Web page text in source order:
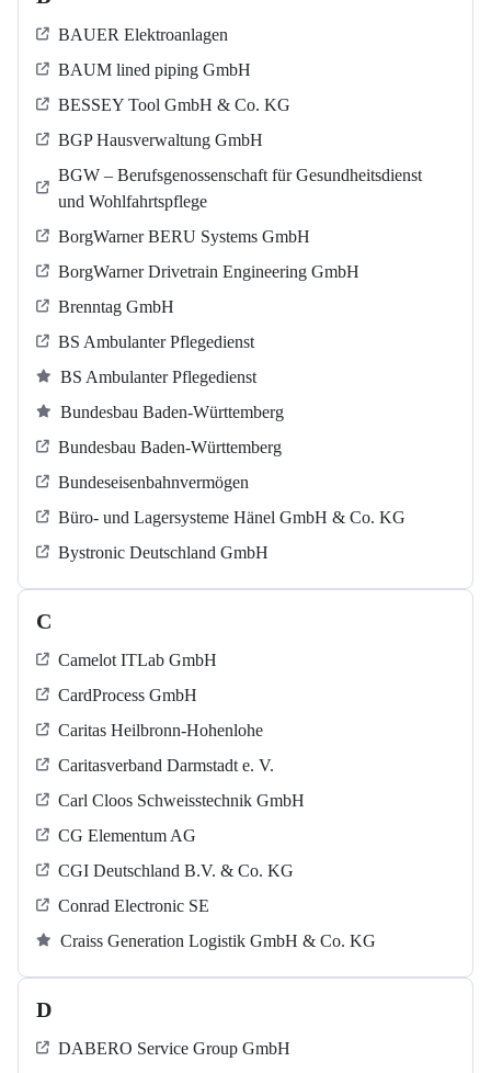
BAUER Elektroanlagen
BAUM lined piping GmbH
BESSEY Tool GmbH & Co. KG
BGP Hausverwaltung GmbH
BGW – Berufsgenossenschaft für Gesundheitsdienst
und Wohlfahrtspflege
BorgWarner BERU Systems GmbH
BorgWarner Drivetrain Engineering GmbH
Brenntag GmbH
BS Ambulanter Pflegedienst
BS Ambulanter Pflegedienst
Bundesbau Baden-Württemberg
Bundesbau Baden-Württemberg
Bundeseisenbahnvermögen
Büro- und Lagersysteme Hänel GmbH & Co. KG
Bystronic Deutschland GmbH
C
Camelot ITLab GmbH
CardProcess GmbH
Caritas Heilbronn-Hohenlohe
Caritasverband Darmstadt e. V.
Carl Cloos Schweisstechnik GmbH
CG Elementum AG
CGI Deutschland B.V. & Co. KG
Conrad Electronic SE
Craiss Generation Logistik GmbH & Co. KG
D
DABERO Service Group GmbH